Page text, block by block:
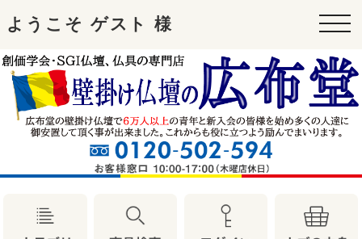
ようこそ ゲスト 様